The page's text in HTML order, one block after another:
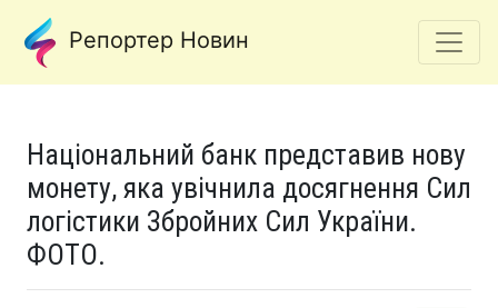
Репортер Новин
Національний банк представив нову
монету, яка увічнила досягнення Сил
логістики Збройних Сил України.
ФОТО.